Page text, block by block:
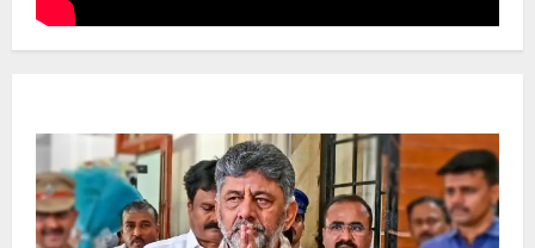
Newsbeat ಜಿಲ್ಲೆ ರಾಜಕೀಯ ರಾಜ್ಯ
ಡಿಕೆಶಿ ಜತೆ 14 ಮಂದಿ ಪ್ರಮಾಣವಚನ ಸಾಧ್ಯತೆ.. ಇಲ್ಲಿದೆ
ಸಂಭಾವ್ಯ ಸಚಿವರ ಫೈನಲ್ ಲಿಸ್ಟ್‌!